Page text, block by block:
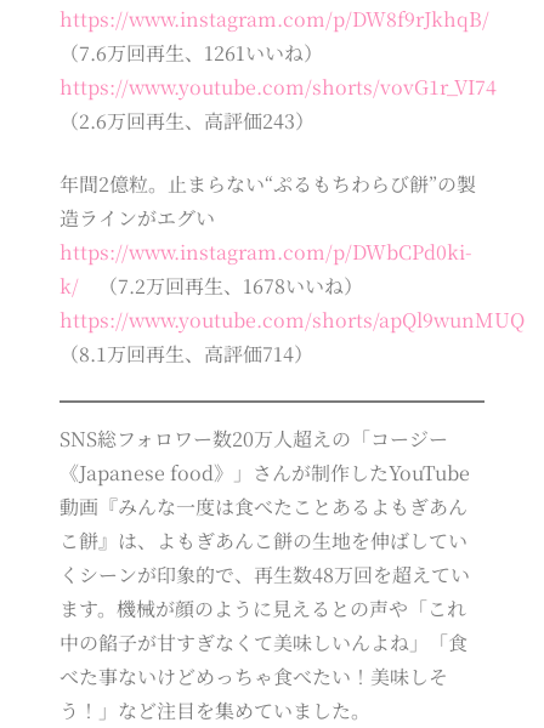
https://www.instagram.com/p/DW8f9rJkhqB/
（7.6万回再生、1261いいね）
https://www.youtube.com/shorts/vovG1r_VI74
（2.6万回再生、高評価243）
年間2億粒。止まらない“ぷるもちわらび餅”の製
造ラインがエグい
https://www.instagram.com/p/DWbCPd0ki-
k/ （7.2万回再生、1678いいね）
https://www.youtube.com/shorts/apQl9wunMUQ
（8.1万回再生、高評価714）
SNS総フォロワー数20万人超えの「コージー
《Japanese food》」さんが制作したYouTube
動画『みんな一度は食べたことあるよもぎあん
こ餅』は、よもぎあんこ餅の生地を伸ばしてい
くシーンが印象的で、再生数48万回を超えてい
ます。機械が顔のように見えるとの声や「これ
中の餡子が甘すぎなくて美味しいんよね」「食
べた事ないけどめっちゃ食べたい！美味しそ
う！」など注目を集めていました。